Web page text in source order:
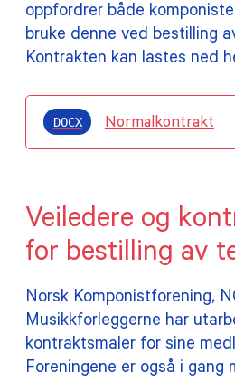
oppfordrer både
bruke denne ved bestilling
Kontrakten kan lastes ned
DOCX Normalkontrakt
Veiledere og
for bestilling av
Norsk Komponistforening,
Musikkforleggerne har
kontraktsmaler for sine
Foreningene er også i gang